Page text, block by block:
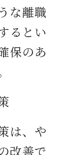
な離職
るとい
保のあ
、や
改善で